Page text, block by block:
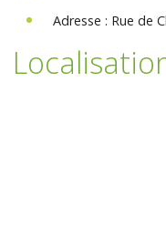
Adresse : Rue de